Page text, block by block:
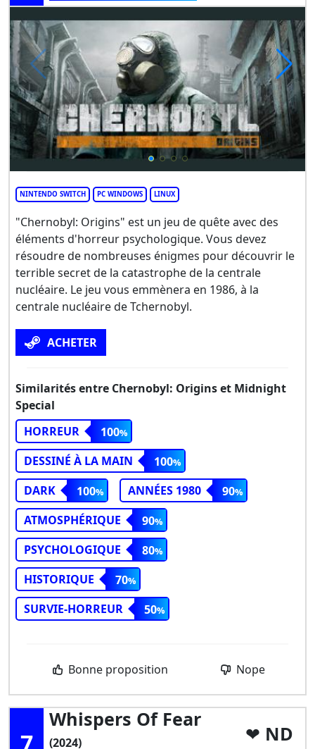
NINTENDO SWITCH PC WINDOWS LINUX
"Chernobyl: Origins" est un jeu de quête avec des
éléments d'horreur psychologique. Vous devez
résoudre de nombreuses énigmes pour découvrir le
terrible secret de la catastrophe de la centrale
nucléaire. Le jeu vous emmènera en 1986, à la
centrale nucléaire de Tchernobyl.
ACHETER
Similarités entre Chernobyl: Origins et Midnight
Special
HORREUR
100
DESSINÉ À LA MAIN
100
DARK
100 ANNÉES 1980
90
ATMOSPHÉRIQUE
90
PSYCHOLOGIQUE
80
HISTORIQUE
70
SURVIE-HORREUR
50
Bonne proposition Nope
Whispers Of Fear
(2024) ND